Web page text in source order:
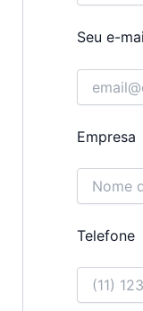
Seu e-
Empresa
Telefone